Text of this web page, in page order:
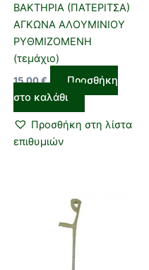
ΒΑΚΤΗΡΙΑ (ΠΑΤΕΡΙΤΣΑ)
ΑΓΚΩΝΑ ΑΛΟΥΜΙΝΙΟΥ
ΡΥΘΜΙΖΟΜΕΝΗ
(τεμάχιο)
15,00€
Προσθήκη
στο καλάθι
Προσθήκη στη λίστα
επιθυμιών